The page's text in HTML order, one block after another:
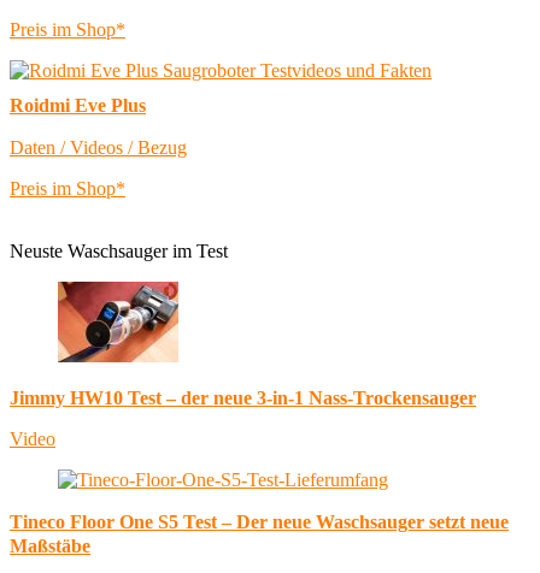
Preis im Shop*
Roidmi Eve Plus
Daten / Videos / Bezug
Preis im Shop*
Neuste Waschsauger im Test
Jimmy HW10 Test – der neue 3-in-1 Nass-Trockensauger
Video
Tineco Floor One S5 Test – Der neue Waschsauger setzt neue
Maßstäbe